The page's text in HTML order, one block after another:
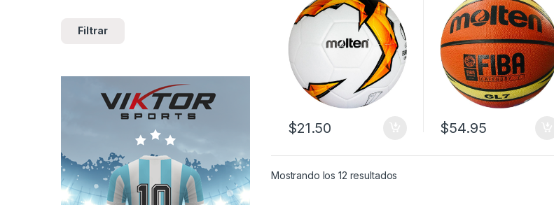
$21.50 $54.95
Mostrando los 12 resultados
Filtrar